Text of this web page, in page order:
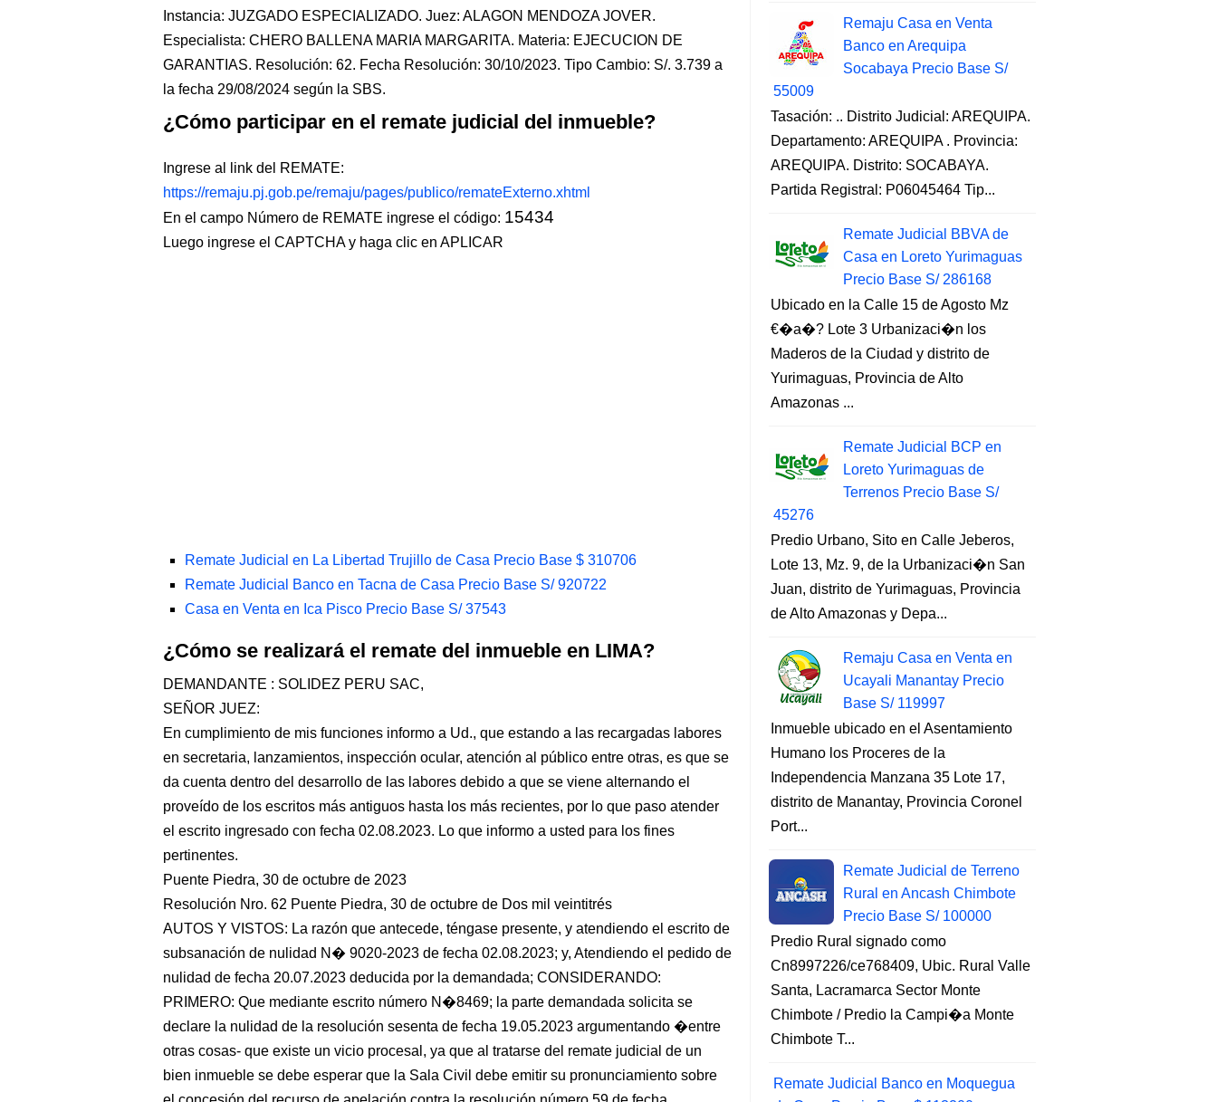
Instancia: JUZGADO ESPECIALIZADO. Juez: ALAGON MENDOZA JOVER.
Especialista: CHERO BALLENA MARIA MARGARITA. Materia: EJECUCION DE
GARANTIAS. Resolución: 62. Fecha Resolución: 30/10/2023. Tipo Cambio: S/. 3.739 a
la fecha 29/08/2024 según la SBS.
¿Cómo participar en el remate judicial del inmueble?
Ingrese al link del REMATE:
https://remaju.pj.gob.pe/remaju/pages/publico/remateExterno.xhtml
En el campo Número de REMATE ingrese el código: 15434
Luego ingrese el CAPTCHA y haga clic en APLICAR
Remate Judicial en La Libertad Trujillo de Casa Precio Base $ 310706
Remate Judicial Banco en Tacna de Casa Precio Base S/ 920722
Casa en Venta en Ica Pisco Precio Base S/ 37543
¿Cómo se realizará el remate del inmueble en LIMA?
DEMANDANTE : SOLIDEZ PERU SAC,
SEÑOR JUEZ:
En cumplimiento de mis funciones informo a Ud., que estando a las recargadas labores
en secretaria, lanzamientos, inspección ocular, atención al público entre otras, es que se
da cuenta dentro del desarrollo de las labores debido a que se viene alternando el
proveído de los escritos más antiguos hasta los más recientes, por lo que paso atender
el escrito ingresado con fecha 02.08.2023. Lo que informo a usted para los fines
pertinentes.
Puente Piedra, 30 de octubre de 2023
Resolución Nro. 62 Puente Piedra, 30 de octubre de Dos mil veintitrés
AUTOS Y VISTOS: La razón que antecede, téngase presente, y atendiendo el escrito de
subsanación de nulidad N� 9020-2023 de fecha 02.08.2023; y, Atendiendo el pedido de
nulidad de fecha 20.07.2023 deducida por la demandada; CONSIDERANDO:
PRIMERO: Que mediante escrito número N�8469; la parte demandada solicita se
declare la nulidad de la resolución sesenta de fecha 19.05.2023 argumentando �entre
otras cosas- que existe un vicio procesal, ya que al tratarse del remate judicial de un
bien inmueble se debe esperar que la Sala Civil debe emitir su pronunciamiento sobre
Remaju Casa en Venta
Banco en Arequipa
Socabaya Precio Base S/
55009
Tasación: .. Distrito Judicial: AREQUIPA.
Departamento: AREQUIPA . Provincia:
AREQUIPA. Distrito: SOCABAYA.
Partida Registral: P06045464 Tip...
Remate Judicial BBVA de
Casa en Loreto Yurimaguas
Precio Base S/ 286168
Ubicado en la Calle 15 de Agosto Mz
€�a�? Lote 3 Urbanizaci�n los
Maderos de la Ciudad y distrito de
Yurimaguas, Provincia de Alto
Amazonas ...
Remate Judicial BCP en
Loreto Yurimaguas de
Terrenos Precio Base S/
45276
Predio Urbano, Sito en Calle Jeberos,
Lote 13, Mz. 9, de la Urbanizaci�n San
Juan, distrito de Yurimaguas, Provincia
de Alto Amazonas y Depa...
Remaju Casa en Venta en
Ucayali Manantay Precio
Base S/ 119997
Inmueble ubicado en el Asentamiento
Humano los Proceres de la
Independencia Manzana 35 Lote 17,
distrito de Manantay, Provincia Coronel
Port...
Remate Judicial de Terreno
Rural en Ancash Chimbote
Precio Base S/ 100000
Predio Rural signado como
Cn8997226/ce768409, Ubic. Rural Valle
Santa, Lacramarca Sector Monte
Chimbote / Predio la Campi�a Monte
Chimbote T...
Remate Judicial Banco en Moquegua